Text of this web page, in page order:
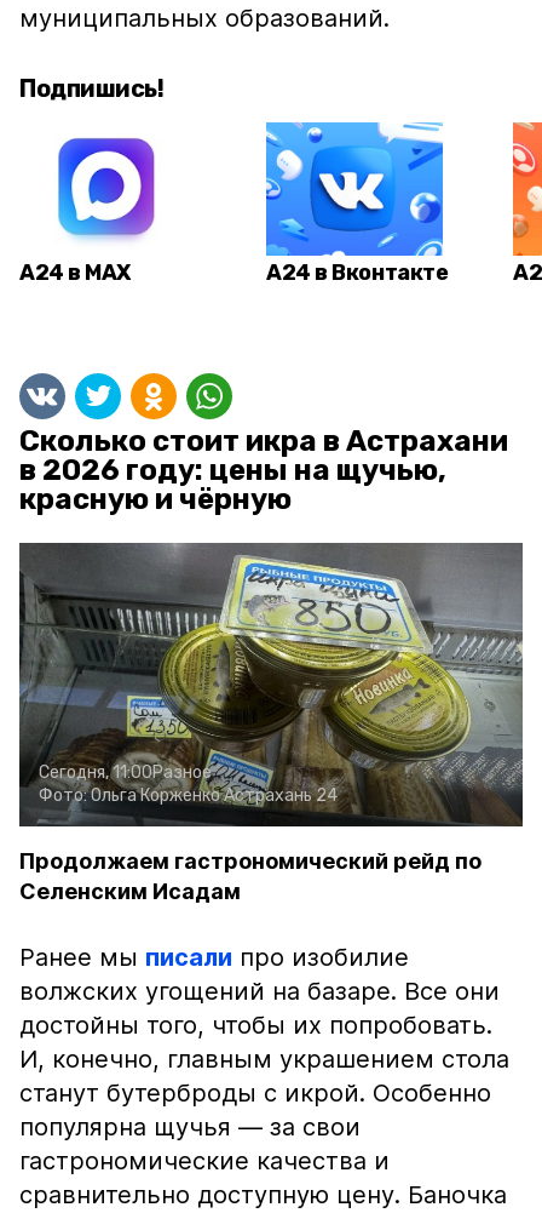
муниципальных образований.
Подпишись!
А24 в MAX А24 в Вконтакте
Сколько стоит икра в Астрахани
в 2026 году: цены на щучью,
красную и чёрную
Сегодня, 11:00Разное
Фото:Ольга КорженкоАстрахань 24
Продолжаем гастрономический рейд по
Селенским Исадам
Ранее мы писали про изобилие
волжских угощений на базаре. Все они
достойны того, чтобы их попробовать.
И, конечно, главным украшением стола
станут бутерброды с икрой. Особенно
популярна щучья — за свои
гастрономические качества и
сравнительно доступную цену. Баночка